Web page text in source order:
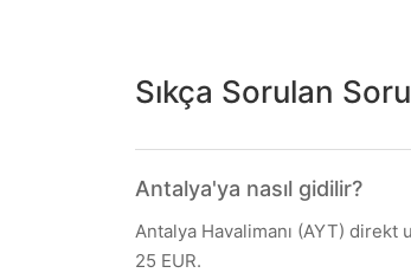
Sıkça Sorulan
Antalya'ya nasıl gidilir?
Antalya Havalimanı (AYT) direkt
25 EUR.